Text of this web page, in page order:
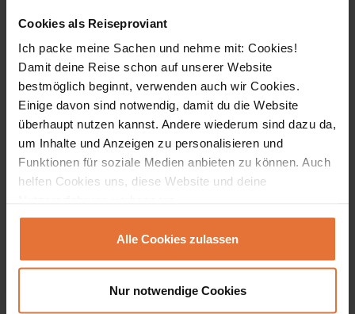
Cookies als Reiseproviant
Ich packe meine Sachen und nehme mit: Cookies!
Damit deine Reise schon auf unserer Website
bestmöglich beginnt, verwenden auch wir Cookies.
Einige davon sind notwendig, damit du die Website
überhaupt nutzen kannst. Andere wiederum sind dazu da,
um Inhalte und Anzeigen zu personalisieren und
Funktionen für soziale Medien anbieten zu können. Auch
helfen Cookies uns, diese Website und deine
Alle Cookies zulassen
Nur notwendige Cookies
Bestseller
Erlebnisreisen